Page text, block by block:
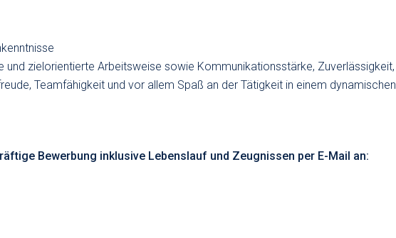
und zielorientierte Arbeitsweise sowie Kommunikationsstärke, Zuverlässigkeit,
Teamfähigkeit und vor allem Spaß an der Tätigkeit in einem dynamischen
Bewerbung inklusive Lebenslauf und Zeugnissen per E-Mail an: